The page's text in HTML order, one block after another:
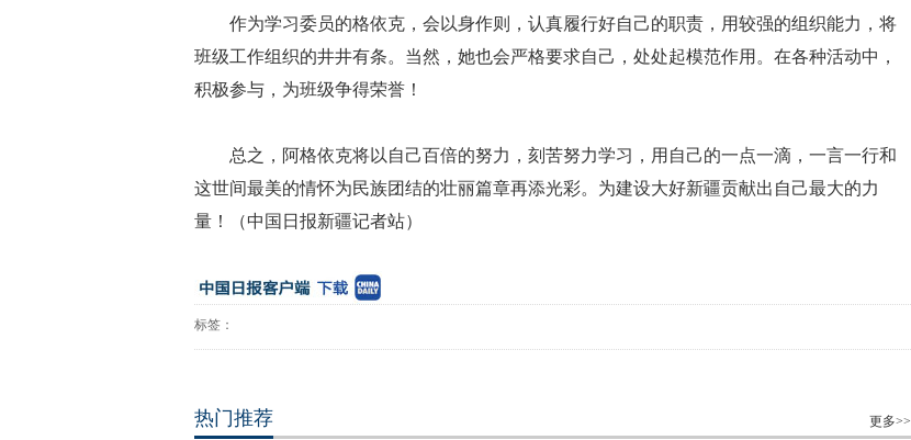
作为学习委员的格依克，会以身作则，认真履行好自己的职责，用较强的组织能力，将
班级工作组织的井井有条。当然，她也会严格要求自己，处处起模范作用。在各种活动中，
积极参与，为班级争得荣誉！
总之，阿格依克将以自己百倍的努力，刻苦努力学习，用自己的一点一滴，一言一行和
这世间最美的情怀为民族团结的壮丽篇章再添光彩。为建设大好新疆贡献出自己最大的力
量！（中国日报新疆记者站）
标签：
热门推荐 更多>>